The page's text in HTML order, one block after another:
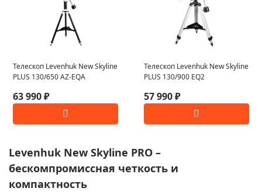
Телескоп Levenhuk New Skyline
PLUS 130/650 AZ-EQA
63 990 ₽
Телескоп Levenhuk New Skyline
PLUS 130/900 EQ2
57 990 ₽
Levenhuk New Skyline PRO –
бескомпромиссная четкость и
компактность